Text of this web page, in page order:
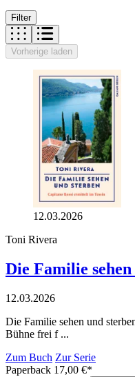
Filter
Vorherige laden
12.03.2026
Toni Rivera
Die Familie
12.03.2026
Die Familie sehen und
Bühne frei f ...
Zum Buch Zur Serie
Paperback 17,00 €*